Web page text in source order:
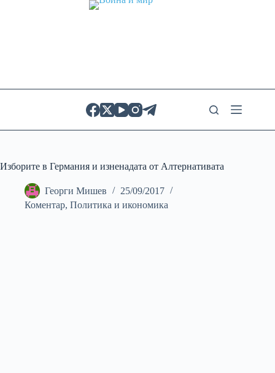
Изборите в Германия и изненадата от Алтернативата
Георги Мишев
25/09/2017
Коментар, Политика и икономика